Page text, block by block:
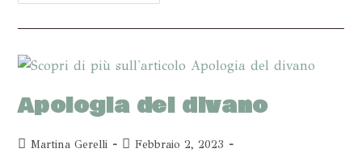
Apologia del divano
Martina Gerelli
Febbraio 2, 2023